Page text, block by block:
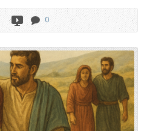
0